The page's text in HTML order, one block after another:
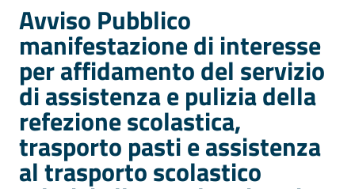
Avviso Pubblico
manifestazione di interesse
per affidamento del servizio
di assistenza e pulizia della
refezione scolastica,
trasporto pasti e assistenza
al trasporto scolastico